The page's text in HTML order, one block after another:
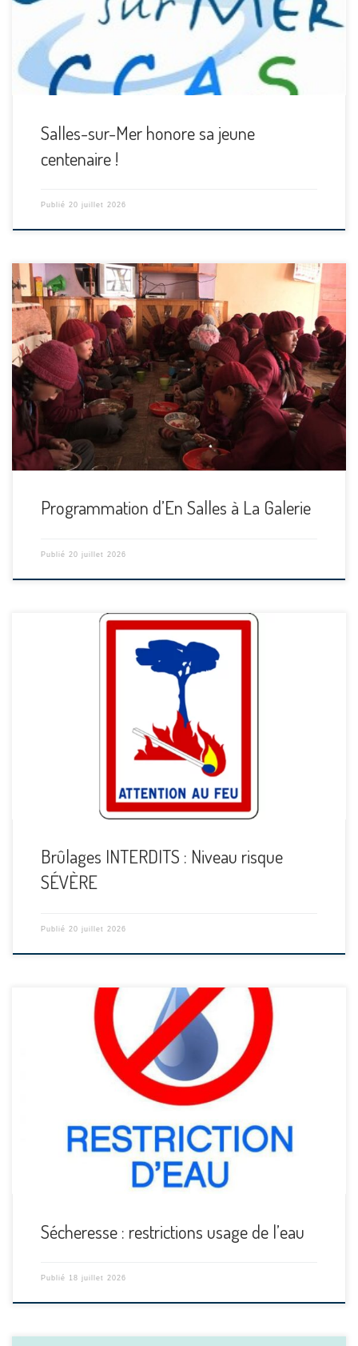
Salles-sur-Mer honore sa jeune
centenaire !
Publié 20 juillet 2026
Programmation d’En Salles à La Galerie
Publié 20 juillet 2026
Brûlages INTERDITS : Niveau risque
SÉVÈRE
Publié 20 juillet 2026
Sécheresse : restrictions usage de l’eau
Publié 18 juillet 2026